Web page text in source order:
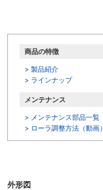
商品の特徴
> 製品紹介
> ラインナップ
メンテナンス
> メンテナンス部品一覧
> ローラ調整方法（動画）
外形図